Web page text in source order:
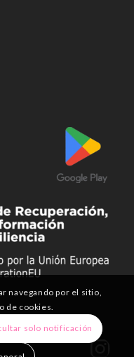
navegando por el sitio,
de cookies.
solo notificación